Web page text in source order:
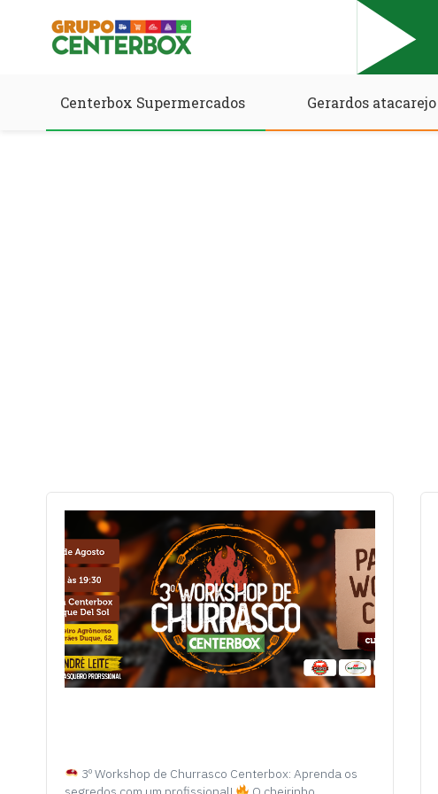
Centerbox Supermercados Gerardos atacarejo
3º Workshop de Churrasco Centerbox: Aprenda os